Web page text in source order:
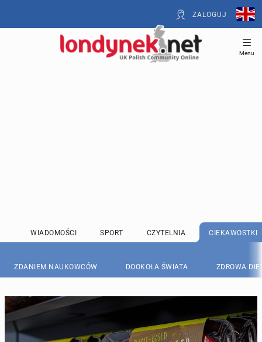
ZALOGUJ
Menu
WIADOMOŚCI SPORT CZYTELNIA CIEKAWOSTKI
ZDANIEM NAUKOWCÓW DOOKOŁA ŚWIATA ZDROWA